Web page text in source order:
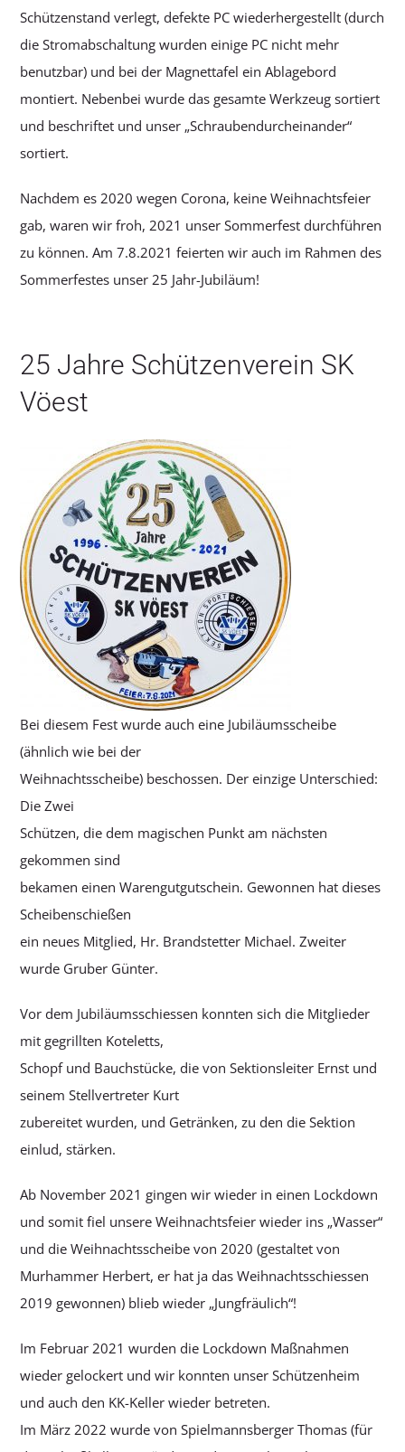
Schützenstand verlegt, defekte PC wiederhergestellt (durch
die Stromabschaltung wurden einige PC nicht mehr
benutzbar) und bei der Magnettafel ein Ablagebord
montiert. Nebenbei wurde das gesamte Werkzeug sortiert
und beschriftet und unser „Schraubendurcheinander“
sortiert.
Nachdem es 2020 wegen Corona, keine Weihnachtsfeier
gab, waren wir froh, 2021 unser Sommerfest durchführen
zu können. Am 7.8.2021 feierten wir auch im Rahmen des
Sommerfestes unser 25 Jahr-Jubiläum!
25 Jahre Schützenverein SK
Vöest
Bei diesem Fest wurde auch eine Jubiläumsscheibe
(ähnlich wie bei der
Weihnachtsscheibe) beschossen. Der einzige Unterschied:
Die Zwei
Schützen, die dem magischen Punkt am nächsten
gekommen sind
bekamen einen Warengutgutschein. Gewonnen hat dieses
Scheibenschießen
ein neues Mitglied, Hr. Brandstetter Michael. Zweiter
wurde Gruber Günter.
Vor dem Jubiläumsschiessen konnten sich die Mitglieder
mit gegrillten Koteletts,
Schopf und Bauchstücke, die von Sektionsleiter Ernst und
seinem Stellvertreter Kurt
zubereitet wurden, und Getränken, zu den die Sektion
einlud, stärken.
Ab November 2021 gingen wir wieder in einen Lockdown
und somit fiel unsere Weihnachtsfeier wieder ins „Wasser“
und die Weihnachtsscheibe von 2020 (gestaltet von
Murhammer Herbert, er hat ja das Weihnachtsschiessen
2019 gewonnen) blieb wieder „Jungfräulich“!
Im Februar 2021 wurden die Lockdown Maßnahmen
wieder gelockert und wir konnten unser Schützenheim
und auch den KK-Keller wieder betreten.
Im März 2022 wurde von Spielmannsberger Thomas (für